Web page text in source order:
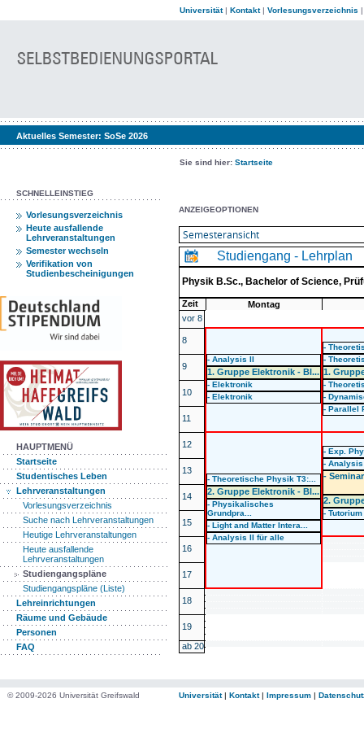
Universität| Kontakt| Vorlesungsverzeichnis
Aktuelles Semester: SoSe 2026
Sie sind hier: Startseite
SCHNELLEINSTIEG
Vorlesungsverzeichnis
Heute ausfallende
Lehrveranstaltungen
Semester wechseln
Verifikation von
Studienbescheinigungen
HAUPTMENÜ
Startseite
Studentisches Leben
Lehrveranstaltungen
Vorlesungsverzeichnis
Suche nach Lehrveranstaltungen
Heutige Lehrveranstaltungen
Heute ausfallende
Lehrveranstaltungen
Studiengangspläne
Studiengangspläne (Liste)
Lehreinrichtungen
Räume und Gebäude
Personen
FAQ
ANZEIGEOPTIONEN
Studiengang - Lehrplan
Physik B.Sc., Bachelor of Science,
Zeit
Montag
vor 8
8
- Analysis II
1. Gruppe Elektronik - Bl...
- Elektronik
- Elektronik
-
-
1.
-
-
- Parallel
9
10
11
12
- Theoretische Physik T3:...
2. Gruppe Elektronik - Bl...
- Physikalisches
Grundpra...
- Light and Matter Intera...
- Analysis II für alle
- Exp.
-
-
2.
-
13
14
15
16
17
18
19
ab 20
© 2009-2026 Universität Greifswald Universität| Kontakt| Impressum |